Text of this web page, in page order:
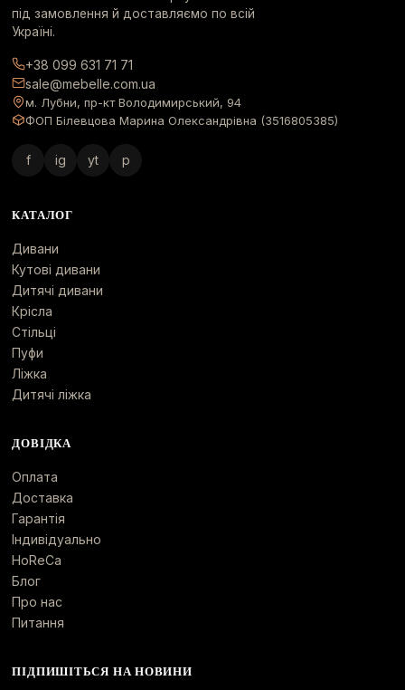
під замовлення й доставляємо по всій
Україні.
+38 099 631 71 71
sale@mebelle.com.ua
м. Лубни, пр-кт Володимирський, 94
ФОП Білевцова Марина Олександрівна (3516805385)
f ig yt p
КАТАЛОГ
Дивани
Кутові дивани
Дитячі дивани
Крісла
Стільці
Пуфи
Ліжка
Дитячі ліжка
ДОВІДКА
Оплата
Доставка
Гарантія
Індивідуально
HoReCa
Блог
Про нас
Питання
ПІДПИШІТЬСЯ НА НОВИНИ